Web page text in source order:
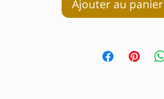
Ajouter au panier